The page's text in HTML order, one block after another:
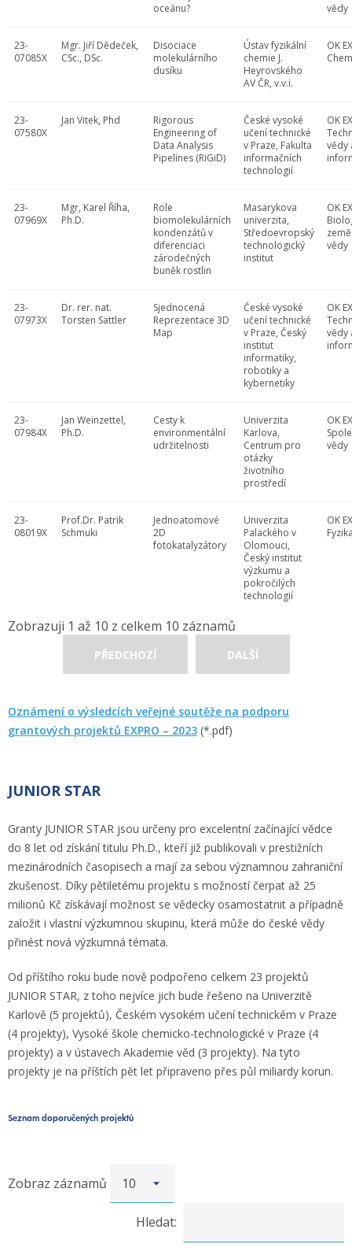
oceánu?
vědy
23-
07085X
Mgr. Jiří Dědeček,
CSc., DSc.
Disociace
molekulárního
dusíku
Ústav fyzikální
chemie J.
Heyrovského
AV ČR, v.v.i.
OK
23-
07580X
Jan Vitek, Phd
Rigorous
Engineering of
Data Analysis
Pipelines (RiGiD)
České vysoké
učení technické
v Praze, Fakulta
informačních
technologií
OK
vědy
23-
07969X
Mgr, Karel Říha,
Ph.D.
Role
biomolekulárních
kondenzátů v
diferenciaci
zárodečných
buněk rostlin
Masarykova
univerzita,
Středoevropský
technologický
institut
OK
vědy
23-
07973X
Dr. rer. nat.
Torsten Sattler
Sjednocená
Reprezentace 3D
Map
České vysoké
učení technické
v Praze, Český
institut
informatiky,
robotiky a
kybernetiky
OK
vědy
23-
07984X
Jan Weinzettel,
Ph.D.
Cesty k
environmentální
udržitelnosti
Univerzita
Karlova,
Centrum pro
otázky
životního
prostředí
OK
vědy
23-
08019X
Prof.Dr. Patrik
Schmuki
Jednoatomové
2D
fotokatalyzátory
Univerzita
Palackého v
Olomouci,
Český institut
výzkumu a
pokročilých
technologií
OK
Zobrazuji 1 až 10 z celkem 10 záznamů
PŘEDCHOZÍ DALŠÍ
Oznámení o výsledcích veřejné soutěže na podporu
grantových projektů EXPRO – 2023 (*.pdf)
JUNIOR STAR
Granty JUNIOR STAR jsou určeny pro excelentní začínající vědce
do 8 let od získání titulu Ph.D., kteří již publikovali v prestižních
mezinárodních časopisech a mají za sebou významnou zahraniční
zkušenost. Díky pětiletému projektu s možností čerpat až 25
milionů Kč získávají možnost se vědecky osamostatnit a případně
založit i vlastní výzkumnou skupinu, která může do české vědy
přinést nová výzkumná témata.
Od příštího roku bude nově podpořeno celkem 23 projektů
JUNIOR STAR, z toho nejvíce jich bude řešeno na Univerzitě
Karlově (5 projektů), Českém vysokém učení technickém v Praze
(4 projekty), Vysoké škole chemicko-technologické v Praze (4
projekty) a v ústavech Akademie věd (3 projekty). Na tyto
projekty je na příštích pět let připraveno přes půl miliardy korun.
Seznam doporučených projektů
Zobraz záznamů
Hledat: